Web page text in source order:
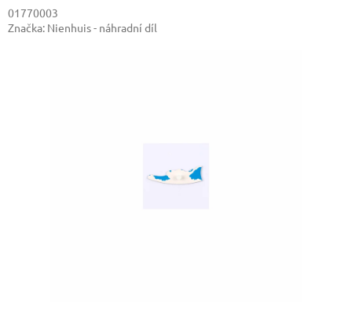
01770003
Značka: Nienhuis - náhradní díl